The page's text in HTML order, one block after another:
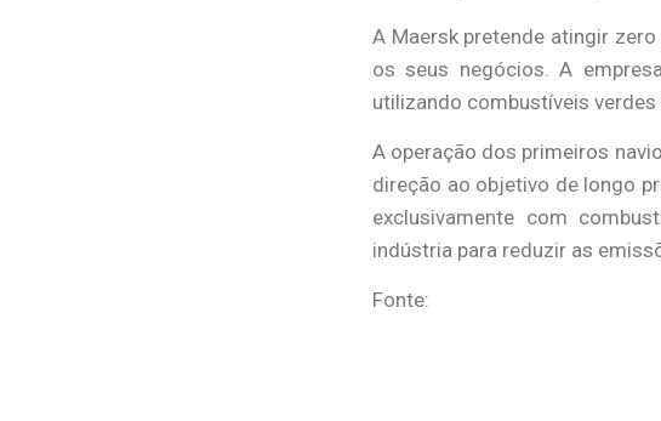
A Maersk pretende atingir
os seus negócios. A
utilizando combustíveis
A operação dos primeiros
direção ao objetivo de longo
exclusivamente com
indústria para reduzir as
Fonte: